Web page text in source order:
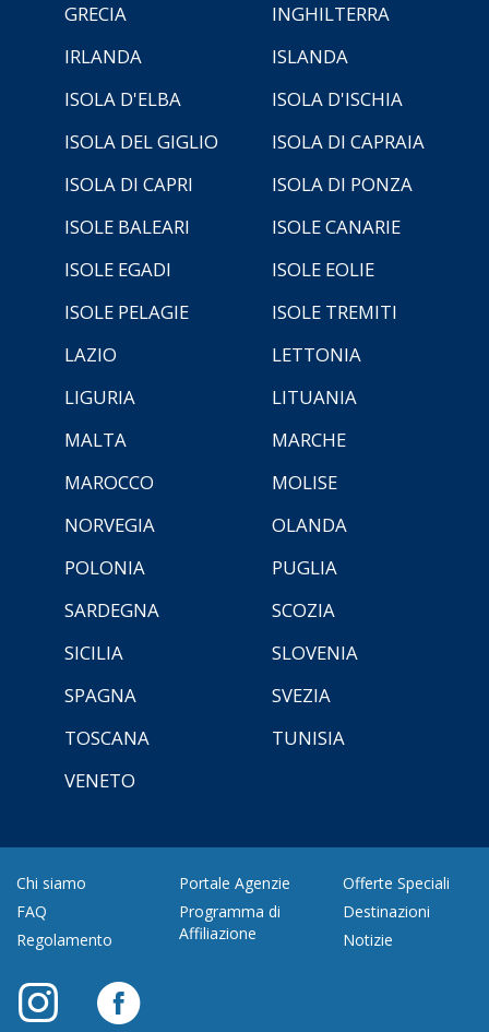
GRECIA
INGHILTERRA
IRLANDA
ISLANDA
ISOLA D'ELBA
ISOLA D'ISCHIA
ISOLA DEL GIGLIO
ISOLA DI CAPRAIA
ISOLA DI CAPRI
ISOLA DI PONZA
ISOLE BALEARI
ISOLE CANARIE
ISOLE EGADI
ISOLE EOLIE
ISOLE PELAGIE
ISOLE TREMITI
LAZIO
LETTONIA
LIGURIA
LITUANIA
MALTA
MARCHE
MAROCCO
MOLISE
NORVEGIA
OLANDA
POLONIA
PUGLIA
SARDEGNA
SCOZIA
SICILIA
SLOVENIA
SPAGNA
SVEZIA
TOSCANA
TUNISIA
VENETO
Chi siamo
FAQ
Regolamento
Portale Agenzie
Programma di
Affiliazione
Offerte Speciali
Destinazioni
Notizie